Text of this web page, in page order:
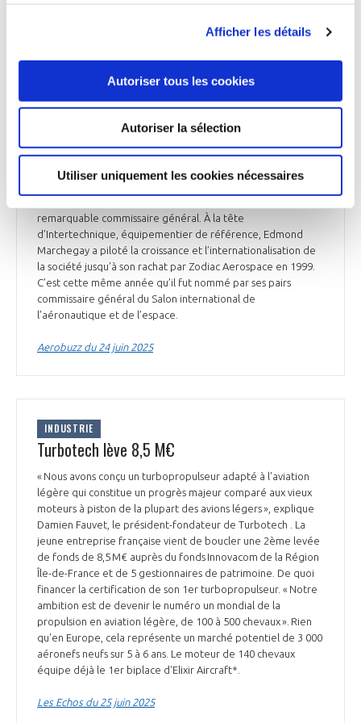
Afficher les détails
Autoriser tous les cookies
Autoriser la sélection
Utiliser uniquement les cookies nécessaires
ses usines et vise également à rationaliser la supply chain, en
réduisant significativement le nombre de fournisseurs.
Décès d’Edmond Marchegay
Edmond Marchegay s’est éteint le 16 juin 2025, à l’âge de 86
remarquable commissaire général. À la tête
d’Intertechnique, équipementier de référence, Edmond
Marchegay a piloté la croissance et l’internationalisation de
la société jusqu’à son rachat par Zodiac Aerospace en 1999.
C’est cette même année qu’il fut nommé par ses pairs
commissaire général du Salon international de
l’aéronautique et de l’espace.
Aerobuzz du 24 juin 2025
INDUSTRIE
Turbotech lève 8,5 M€
« Nous avons conçu un turbopropulseur adapté à l'aviation
légère qui constitue un progrès majeur comparé aux vieux
moteurs à piston de la plupart des avions légers », explique
Damien Fauvet, le président-fondateur de Turbotech . La
jeune entreprise française vient de boucler une 2ème levée
de fonds de 8,5 M€ auprès du fonds Innovacom de la Région
Île-de-France et de 5 gestionnaires de patrimoine. De quoi
financer la certification de son 1er turbopropulseur. « Notre
ambition est de devenir le numéro un mondial de la
propulsion en aviation légère, de 100 à 500 chevaux ». Rien
qu'en Europe, cela représente un marché potentiel de 3 000
aéronefs neufs sur 5 à 6 ans. Le moteur de 140 chevaux
équipe déjà le 1er biplace d'Elixir Aircraft*.
Les Echos du 25 juin 2025